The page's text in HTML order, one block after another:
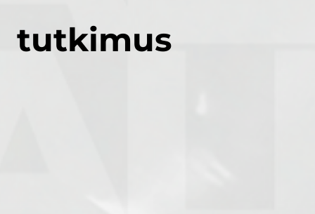
tutkimus